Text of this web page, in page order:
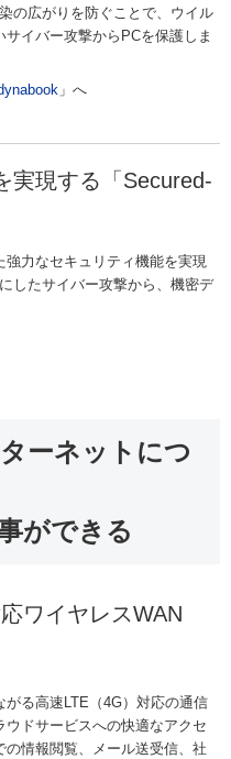
の広がりを防ぐことで、ウイル
イバー攻撃からPCを保護しま
」へ
実現する「Secured-
力なセキュリティ機能を実現
したサイバー攻撃から、機密デ
ーネットにつ
ができる
ワイヤレスWAN
る高速LTE（4G）対応の通信
ドサービスへの快適なアクセ
情報閲覧、メール送受信、社